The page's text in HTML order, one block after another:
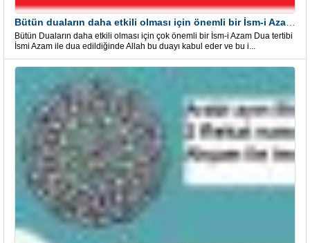
Bütün Duaların daha etkili olması için çok önemli bir İsm-i Azam Dua tertibi
İsmi Azam ile dua edildiğinde Allah bu duayı kabul eder ve bu i...